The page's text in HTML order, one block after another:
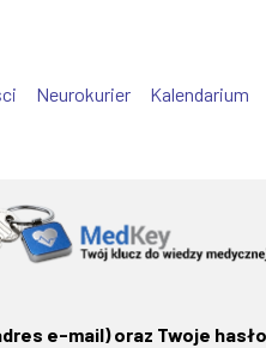
Neurokurier Kalendarium
e-mail) oraz Twoje hasło